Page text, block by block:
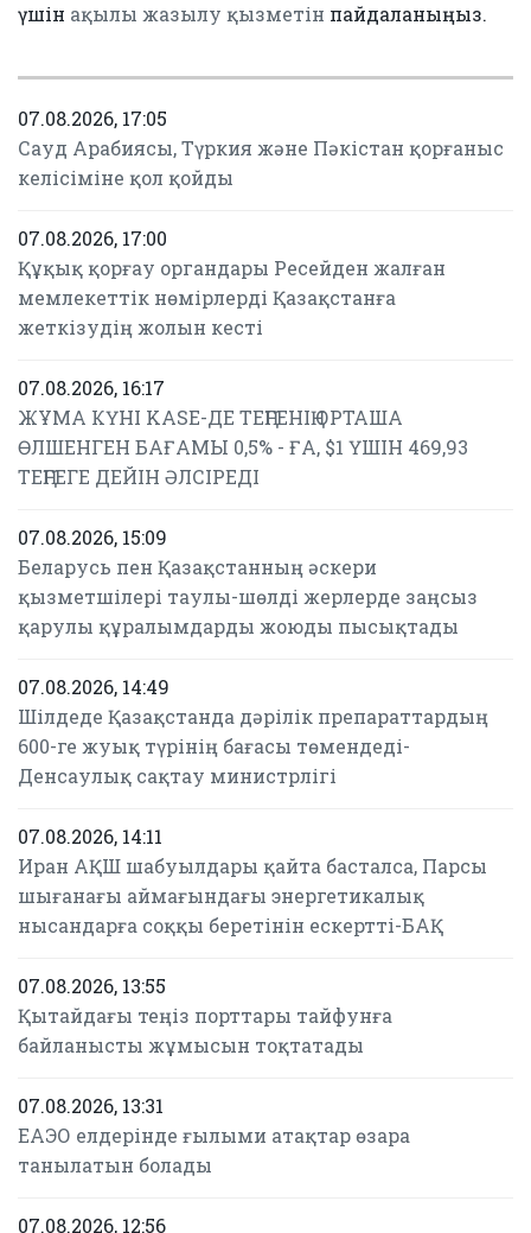
үшін ақылы жазылу қызметін пайдаланыңыз.
07.08.2026, 17:05
Сауд Арабиясы, Түркия және Пәкістан қорғаныс
келісіміне қол қойды
07.08.2026, 17:00
Құқық қорғау органдары Ресейден жалған
мемлекеттік нөмірлерді Қазақстанға
жеткізудің жолын кесті
07.08.2026, 16:17
ЖҰМА КҮНІ KASE-ДЕ ТЕҢГЕНІҢ ОРТАША
ӨЛШЕНГЕН БАҒАМЫ 0,5% - ҒА, $1 ҮШІН 469,93
ТЕҢГЕГЕ ДЕЙІН ӘЛСІРЕДІ
07.08.2026, 15:09
Беларусь пен Қазақстанның әскери
қызметшілері таулы-шөлді жерлерде заңсыз
қарулы құралымдарды жоюды пысықтады
07.08.2026, 14:49
Шілдеде Қазақстанда дәрілік препараттардың
600-ге жуық түрінің бағасы төмендеді-
Денсаулық сақтау министрлігі
07.08.2026, 14:11
Иран АҚШ шабуылдары қайта басталса, Парсы
шығанағы аймағындағы энергетикалық
нысандарға соққы беретінін ескертті-БАҚ
07.08.2026, 13:55
Қытайдағы теңіз порттары тайфунға
байланысты жұмысын тоқтатады
07.08.2026, 13:31
ЕАЭО елдерінде ғылыми атақтар өзара
танылатын болады
07.08.2026, 12:56